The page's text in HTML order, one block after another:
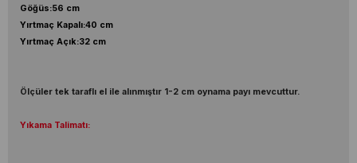
Göğüs:56 cm
Yırtmaç Kapalı:40 cm
Yırtmaç Açık:32 cm
Ölçüler tek taraflı el ile alınmıştır 1-2 cm oynama payı mevcuttur.
Yıkama Talimatı: